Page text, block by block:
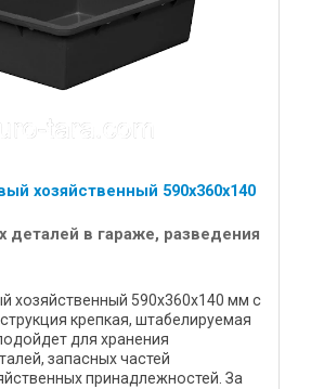
хозяйственный 590х360х140
деталей в гараже, разведения
хозяйственный 590х360х140 мм с
крепкая, штабелируемая
для хранения
запасных частей
принадлежностей. За